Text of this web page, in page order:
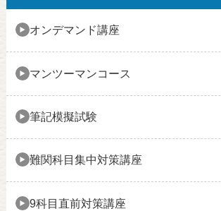
オンデマンド講座
マンツーマンコース
筆記模擬試験
難関科目集中対策講座
9科目直前対策講座